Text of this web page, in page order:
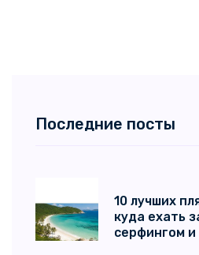
Последние посты
10 лучших
куда ехать
серфингом